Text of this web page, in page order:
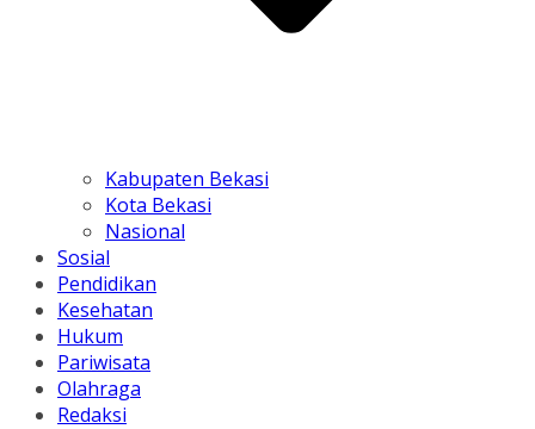
Kabupaten Bekasi
Kota Bekasi
Nasional
Sosial
Pendidikan
Kesehatan
Hukum
Pariwisata
Olahraga
Redaksi